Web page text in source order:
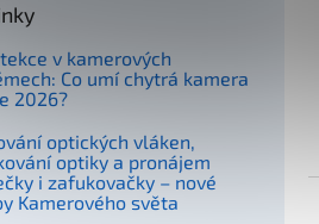
v kamerových
Co umí chytrá kamera
2026?
optických vláken,
optiky a pronájem
i zafukovačky – nové
Kamerového světa